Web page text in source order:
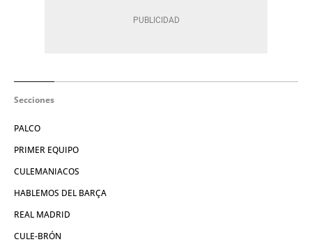
Secciones
PALCO
PRIMER EQUIPO
CULEMANIACOS
HABLEMOS DEL BARÇA
REAL MADRID
CULE-BRÓN